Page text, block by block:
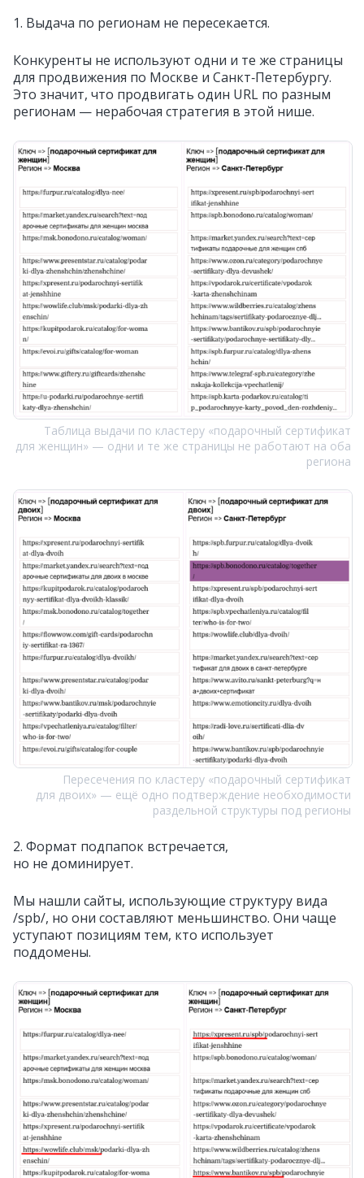
1. Выдача по регионам не пересекается.
Конкуренты не используют одни и те же страницы
для продвижения по Москве и Санкт‑Петербургу.
Это значит, что продвигать один URL по разным
регионам — нерабочая стратегия в этой нише.
Таблица выдачи по кластеру «подарочный сертификат
для женщин» — одни и те же страницы не работают на оба
региона
Пересечения по кластеру «подарочный сертификат
для двоих» — ещё одно подтверждение необходимости
раздельной структуры под регионы
2. Формат подпапок встречается,
но не доминирует.
Мы нашли сайты, использующие структуру вида
/spb/, но они составляют меньшинство. Они чаще
уступают позициям тем, кто использует
поддомены.